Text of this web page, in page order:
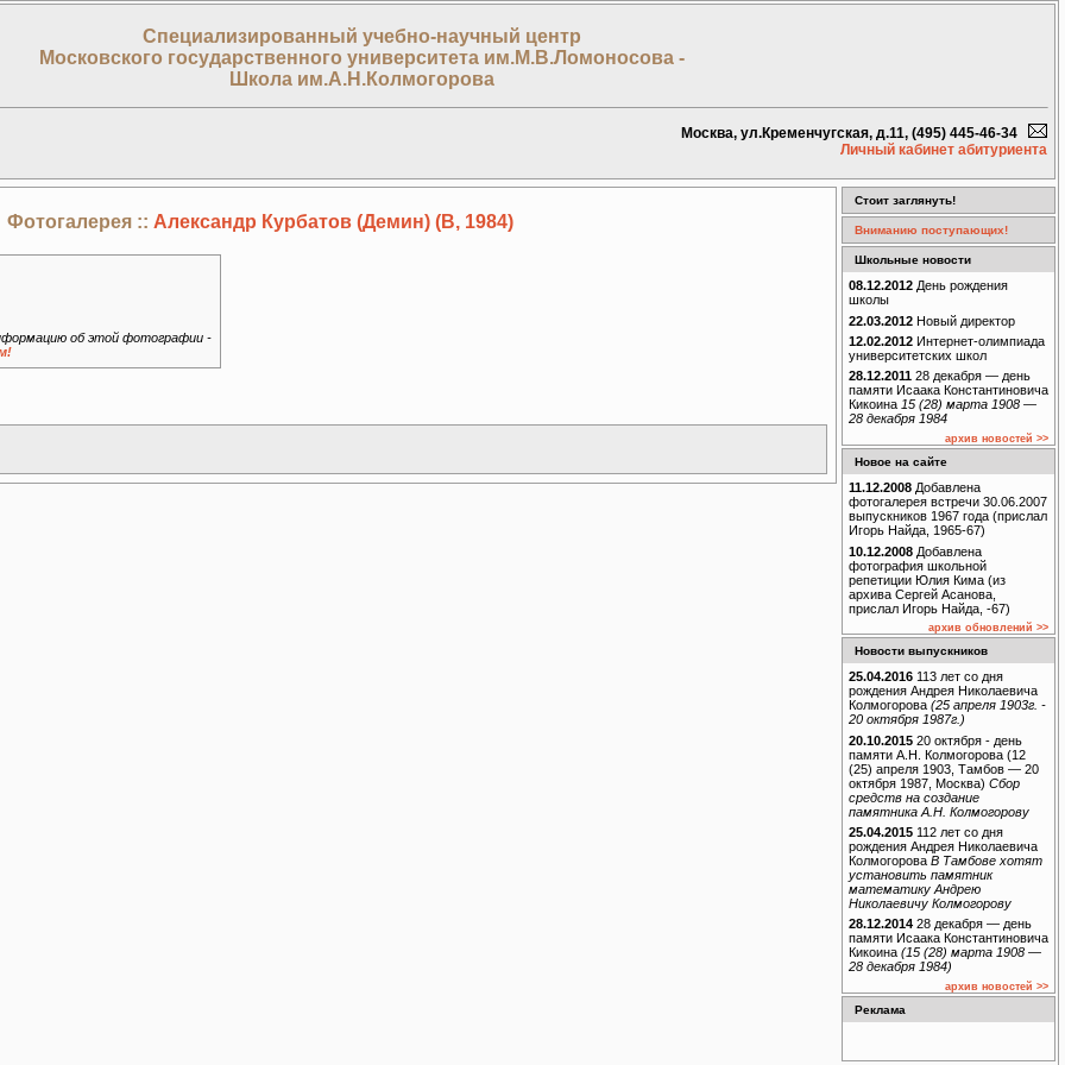
Специализированный учебно-научный центр
Московского государственного университета им.М.В.Ломоносова -
Школа им.А.Н.Колмогорова
Москва, ул.Кременчугская, д.11, (495) 445-46-34
Личный кабинет абитуриента
Фотогалерея :: Александр Курбатов (Демин) (В, 1984)
об этой фотографии -
Стоит заглянуть!
Вниманию поступающих!
Школьные новости
08.12.2012 День рождения
школы
22.03.2012 Новый директор
12.02.2012 Интернет-олимпиада
университетских школ
28.12.2011 28 декабря — день
памяти Исаака Константиновича
Кикоина 15 (28) марта 1908 —
28 декабря 1984
архив новостей >>
Новое на сайте
11.12.2008 Добавлена
фотогалерея встречи 30.06.2007
выпускников 1967 года (прислал
Игорь Найда, 1965-67)
10.12.2008 Добавлена
фотография школьной
репетиции Юлия Кима (из
архива Сергей Асанова,
прислал Игорь Найда, -67)
архив обновлений >>
Новости выпускников
25.04.2016 113 лет со дня
рождения Андрея Николаевича
Колмогорова (25 апреля 1903г. -
20 октября 1987г.)
20.10.2015 20 октября - день
памяти А.Н. Колмогорова (12
(25) апреля 1903, Тамбов — 20
октября 1987, Москва) Сбор
средств на создание
памятника А.Н. Колмогорову
25.04.2015 112 лет со дня
рождения Андрея Николаевича
Колмогорова В Тамбове хотят
установить памятник
математику Андрею
Николаевичу Колмогорову
28.12.2014 28 декабря — день
памяти Исаака Константиновича
Кикоина (15 (28) марта 1908 —
28 декабря 1984)
архив новостей >>
Реклама